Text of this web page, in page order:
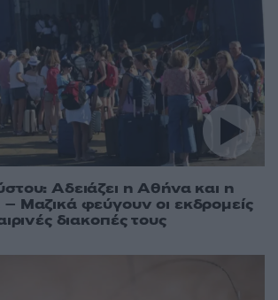
Αδειάζει η Αθήνα και η
Μαζικά φεύγουν οι εκδρομείς
διακοπές τους